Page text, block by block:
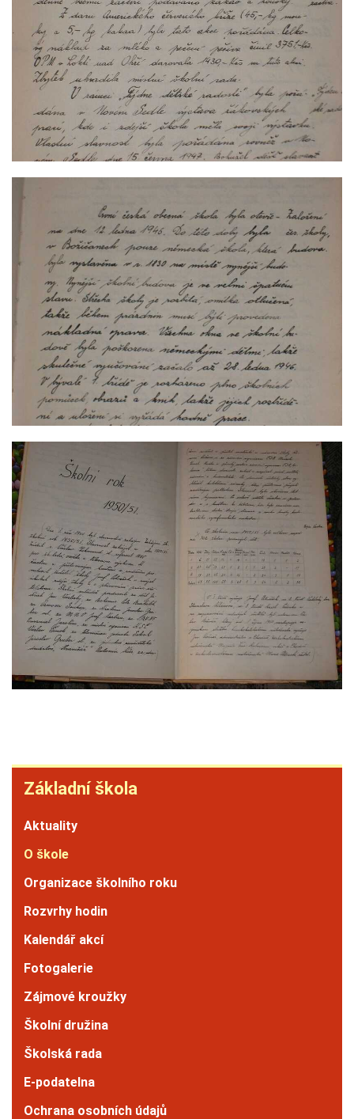
Základní
škola
Základní škola
Aktuality
O škole
Organizace školního roku
Rozvrhy hodin
Kalendář akcí
Fotogalerie
Zájmové kroužky
Školní družina
Školská rada
E-podatelna
Ochrana osobních údajů